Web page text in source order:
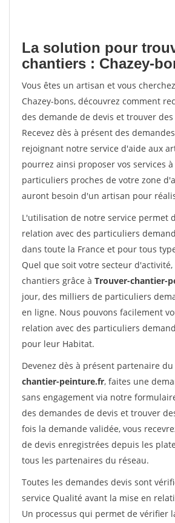
La solution pour
chantiers : Chazey-
Vous êtes un artisan et vous
Chazey-bons, découvrez comment
des demande de devis et trouver
Recevez dès à présent des
rejoignant notre service d'aide aux
pourrez ainsi proposer vos services
particuliers proches de votre zone
auront besoin d'un artisan pour
L'utilisation de notre service permet
relation avec des particuliers
dans toute la France et pour tous
Quel que soit votre secteur
chantiers grâce à Trouver-chantier-
jour, des milliers de particuliers
en ligne. Nous pouvons facilement
relation avec des particuliers
pour leur Habitat.
Devenez dès à présent partenaire du
chantier-peinture.fr, faites une
sans engagement via notre
des demandes de devis et trouver
fois la demande validée, vous
de devis enregistrées depuis les
tous les partenaires du réseau.
Toutes les demandes devis sont
service Qualité avant la mise en
Un processus qui permet de vérifier